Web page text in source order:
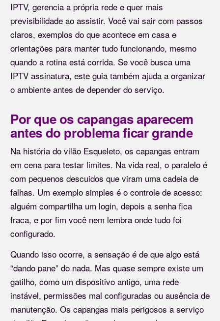
IPTV, gerencia a própria rede e quer mais
previsibilidade ao assistir. Você vai sair com passos
claros, exemplos do que acontece em casa e
orientações para manter tudo funcionando, mesmo
quando a rotina está corrida. Se você busca uma
IPTV assinatura, este guia também ajuda a organizar
o ambiente antes de depender do serviço.
Por que os capangas aparecem
antes do problema ficar grande
Na história do vilão Esqueleto, os capangas entram
em cena para testar limites. Na vida real, o paralelo é
com pequenos descuidos que viram uma cadeia de
falhas. Um exemplo simples é o controle de acesso:
alguém compartilha um login, depois a senha fica
fraca, e por fim você nem lembra onde tudo foi
configurado.
Quando isso ocorre, a sensação é de que algo está
“dando pane” do nada. Mas quase sempre existe um
gatilho, como um dispositivo antigo, uma rede
instável, permissões mal configuradas ou ausência de
manutenção. Os capangas mais perigosos a serviço